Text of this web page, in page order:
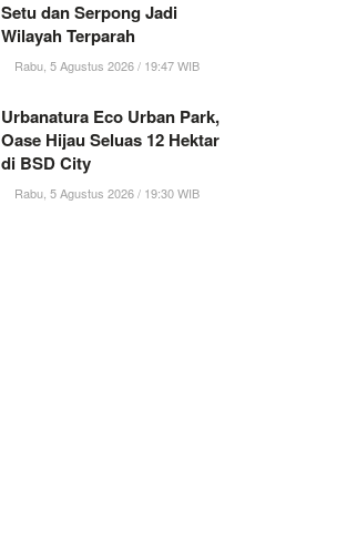
Setu dan Serpong Jadi
Wilayah Terparah
Rabu, 5 Agustus 2026 / 19:47 WIB
Urbanatura Eco Urban Park,
Oase Hijau Seluas 12 Hektar
di BSD City
Rabu, 5 Agustus 2026 / 19:30 WIB